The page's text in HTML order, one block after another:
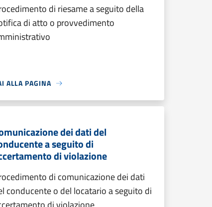
di riesame a seguito della
di atto o provvedimento
ALLA PAGINA
dei dati del
a seguito di
di violazione
di comunicazione dei dati
conducente o del locatario a seguito di